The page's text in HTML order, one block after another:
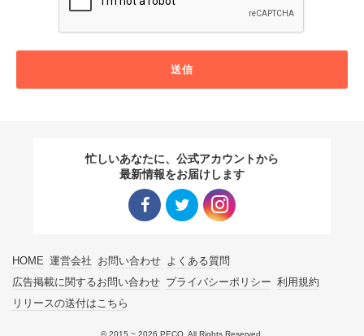
送信
忙しいあなたに、公式アカウントから
最新情報をお届けします
HOME 運営会社 お問い合わせ よくある質問
広告掲載に関するお問い合わせ プライバシーポリシー 利用規約
リリースの送付はこちら
© 2015 ~ 2026 PECO. All Rights Reserved.